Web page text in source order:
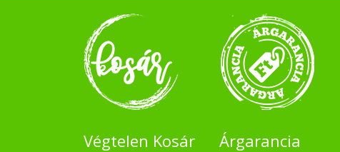
Végtelen Kosár Árgarancia